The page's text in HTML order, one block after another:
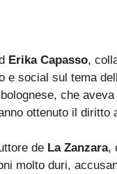
Erika Capasso,
e social sul tema
che
ottenuto il diritto
de La Zanzara,
molto duri,